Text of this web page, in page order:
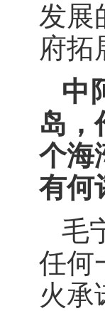
发展
府拓
中
岛，
个海
有何
毛
任何
火承